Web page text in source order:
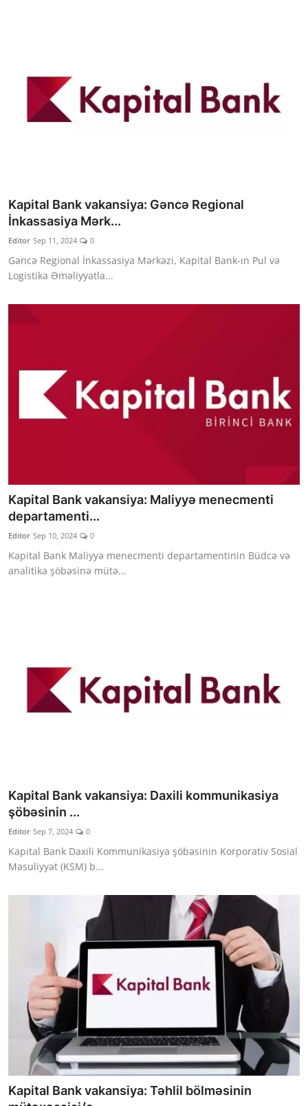
Kapital Bank vakansiya: Gəncə Regional
İnkassasiya Mərk...
Editor Sep 11, 2024 0
Gəncə Regional İnkassasiya Mərkəzi, Kapital Bank-ın Pul və
Logistika Əməliyyatla...
Kapital Bank vakansiya: Maliyyə menecmenti
departamenti...
Editor Sep 10, 2024 0
Kapital Bank Maliyyə menecmenti departamentinin Büdcə və
analitika şöbəsinə mütə...
Kapital Bank vakansiya: Daxili kommunikasiya
şöbəsinin ...
Editor Sep 7, 2024 0
Kapital Bank Daxili Kommunikasiya şöbəsinin Korporativ Sosial
Məsuliyyət (KSM) b...
Kapital Bank vakansiya: Təhlil bölməsinin